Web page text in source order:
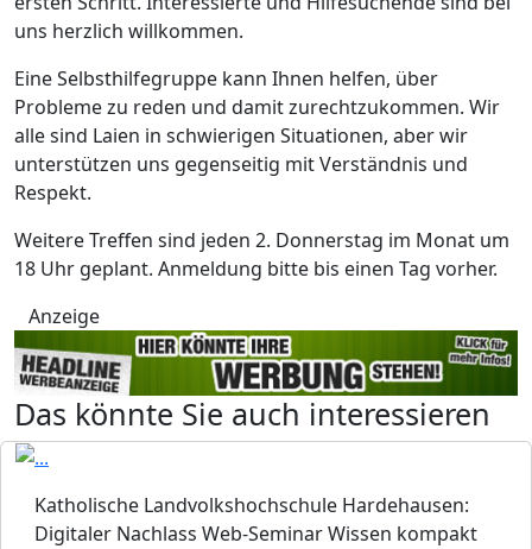
uns herzlich willkommen.
Eine Selbsthilfegruppe kann Ihnen helfen, über
Probleme zu reden und damit zurechtzukommen. Wir
alle sind Laien in schwierigen Situationen, aber wir
unterstützen uns gegenseitig mit Verständnis und
Respekt.
Weitere Treffen sind jeden 2. Donnerstag im Monat um
18 Uhr geplant. Anmeldung bitte bis einen Tag vorher.
Anzeige
Das könnte Sie auch interessieren
Katholische Landvolkshochschule Hardehausen:
Digitaler Nachlass Web-Seminar Wissen kompakt